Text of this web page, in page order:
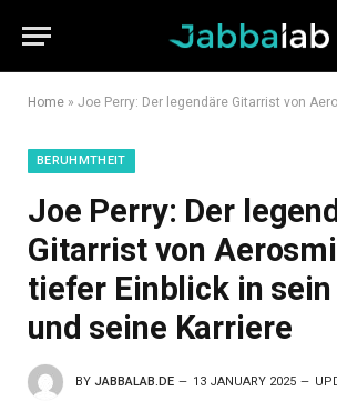
Home » Joe Perry: Der legendäre Gitarrist von Aerosmith – Ein tiefer
BERUHMTHEIT
Joe Perry: Der
Gitarrist von
tiefer Einblick in sein
und seine Karriere
BY JABBALAB.DE 13 JANUARY 2025